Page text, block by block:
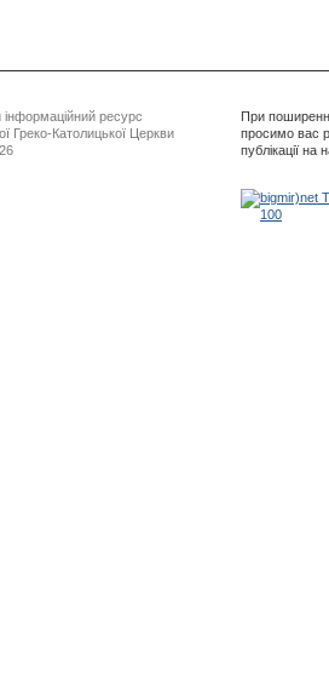
інформаційний ресурс
Греко-Католицької Церкви
При
просимо вас
публікації на